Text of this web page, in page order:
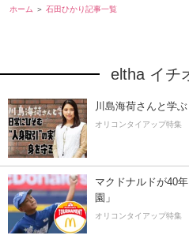
ホーム 石田ひかり記事一覧
eltha イチ
川島海荷さんと学
オリコンタイアップ特集
マクドナルドが40
園」
オリコンタイアップ特集